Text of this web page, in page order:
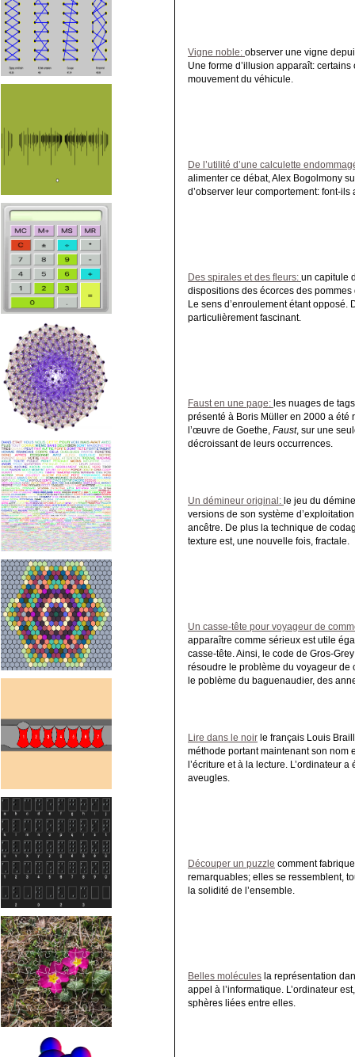
Vigne noble: observer une vigne
Une forme d’illusion apparaît:
mouvement du véhicule.
De l’utilité d’une calculette
alimenter ce débat, Alex Bogolmony
d’observer leur comportement: font-
Des spirales et des fleurs: un capitule
dispositions des écorces des
Le sens d’enroulement étant
particulièrement fascinant.
Faust en une page: les nuages de
présenté à Boris Müller en 2000 a été
l’œuvre de Goethe, Faust, sur une
décroissant de leurs occurrences.
Un démineur original: le jeu du
versions de son système
ancêtre. De plus la technique de
texture est, une nouvelle fois, fractale.
Un casse-tête pour voyageur de
apparaître comme sérieux est utile
casse-tête. Ainsi, le code de Gros-
résoudre le problème du voyageur de
le poblème du baguenaudier, des
Lire dans le noir le français Louis
méthode portant maintenant son nom
l’écriture et à la lecture. L’ordinateur
aveugles.
Découper un puzzle comment
remarquables; elles se ressemblent,
la solidité de l’ensemble.
Belles molécules la représentation
appel à l’informatique. L’ordinateur
sphères liées entre elles.